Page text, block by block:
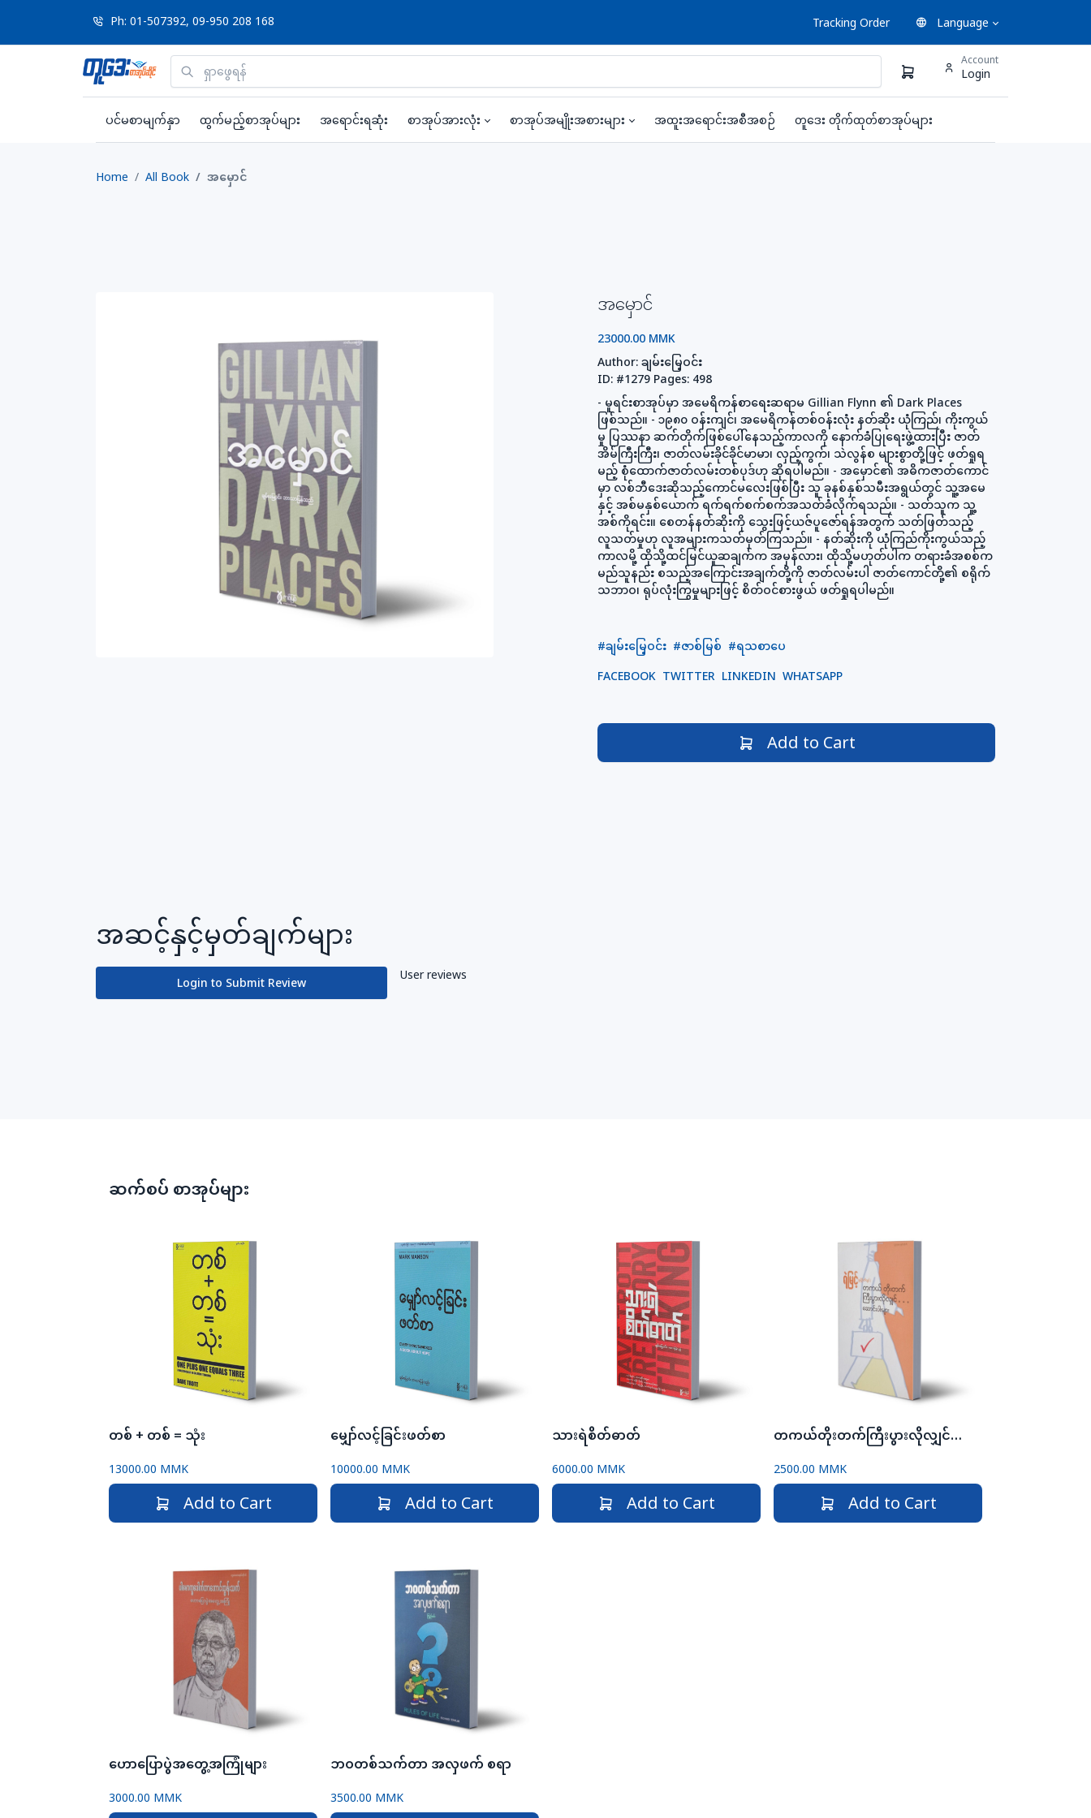
Ph: 01-507392, 09-950 208 168 Tracking Order Language
Account
Login
ပင်မစာမျက်နှာ ထွက်မည့်စာအုပ်များ အရောင်းရဆုံး စာအုပ်အားလုံး စာအုပ်အမျိုးအစားများ အထူးအရောင်းအစီအစဉ် တူဒေး တိုက်ထုတ်စာအုပ်များ
Home All Book အမှောင်
အမှောင်
23000.00 MMK
Author: ချမ်းမြေ့ဝင်း
ID: #1279 Pages: 498
- မူရင်းစာအုပ်မှာ အမေရိကန်စာရေးဆရာမ Gillian Flynn ၏ Dark Places
ဖြစ်သည်။ - ၁၉၈၀ ဝန်းကျင်၊ အမေရိကန်တစ်ဝန်းလုံး နတ်ဆိုး ယုံကြည်၊ ကိုးကွယ်
မှု ပြဿနာ ဆက်တိုက်ဖြစ်ပေါ်နေသည့်ကာလကို နောက်ခံပြုရေးဖွဲ့ထားပြီး ဇာတ်
အိမ်ကြီးကြီး၊ ဇာတ်လမ်းခိုင်ခိုင်မာမာ၊ လှည့်ကွက်၊ သဲလွန်စ များစွာတို့ဖြင့် ဖတ်ရှုရ
မည့် စုံထောက်ဇာတ်လမ်းတစ်ပုဒ်ဟု ဆိုရပါမည်။ - အမှောင်၏ အဓိကဇာတ်ကောင်
မှာ လစ်ဘီဒေးဆိုသည့်‌ကောင်မလေးဖြစ်ပြီး သူ ခုနစ်နှစ်သမီးအရွယ်တွင် သူ့အမေ
နှင့် အစ်မနှစ်ယောက် ရက်ရက်စက်စက်အသတ်ခံလိုက်ရသည်။ - သတ်သူက သူ့
အစ်ကိုရင်း။ စေတန်နတ်ဆိုးကို သွေးဖြင့်ယဇ်ပူဇော်ရန်အတွက် သတ်ဖြတ်သည့်
လူသတ်မှုဟု လူအများကသတ်မှတ်ကြသည်။ - နတ်ဆိုးကို ယုံကြည်ကိုးကွယ်သည့်
ကာလမို့ ထိုသို့ထင်မြင်ယူဆချက်က အမှန်လား၊ ထိုသို့မဟုတ်ပါက တရားခံအစစ်က
မည်သူနည်း စသည့်အကြောင်းအချက်တို့ကို ဇာတ်လမ်းပါ ဇာတ်ကောင်တို့၏ စရိုက်
သဘာဝ၊ ရုပ်လုံးကြွမှုများဖြင့် စိတ်ဝင်စားဖွယ် ဖတ်ရှုရပါမည်။
#ချမ်းမြေ့ဝင်း #ဇာစ်မြစ် #ရသစာပေ
FACEBOOK TWITTER LINKEDIN WHATSAPP
Add to Cart
အဆင့်နှင့်မှတ်ချက်များ
Login to Submit Review
User reviews
ဆက်စပ် စာအုပ်များ
တစ် + တစ် = သုံး
13000.00 MMK
Add to Cart
မျှော်လင့်ခြင်းဖတ်စာ
10000.00 MMK
Add to Cart
သားရဲစိတ်ဓာတ်
6000.00 MMK
Add to Cart
တကယ်တိုးတက်ကြီးပွားလိုလျှင်ဆောင်းပါးများ
2500.00 MMK
Add to Cart
ဟောပြောပွဲအတွေ့အကြုံများ
3000.00 MMK
ဘဝတစ်သက်တာ အလှဖက် စရာ
3500.00 MMK